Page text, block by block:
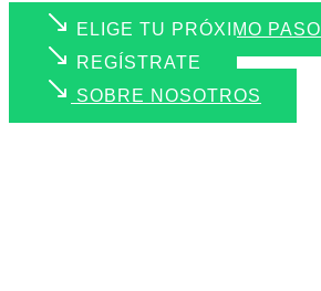
ELIGE TU PRÓXIMO PASO
REGÍSTRATE
SOBRE NOSOTROS